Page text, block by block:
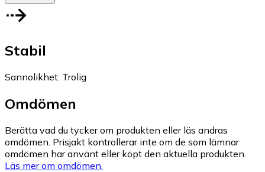
Stabil
Sannolikhet: Trolig
Omdömen
Berätta vad du tycker om produkten eller läs andras
omdömen. Prisjakt kontrollerar inte om de som lämnar
omdömen har använt eller köpt den aktuella produkten.
Läs mer om omdömen.